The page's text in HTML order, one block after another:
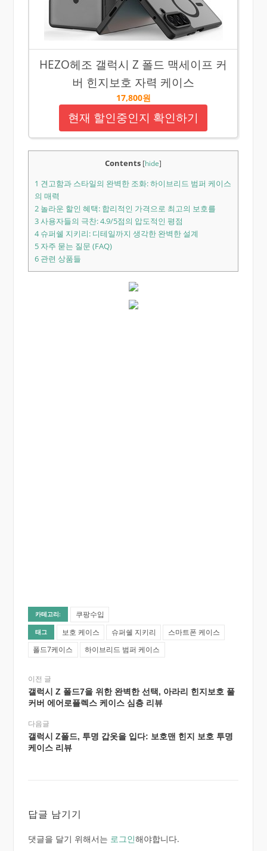
HEZO헤조 갤럭시 Z 폴드 맥세이프 커
버 힌지보호 자력 케이스
17,800원
현재 할인중인지 확인하기
Contents [hide]
1 견고함과 스타일의 완벽한 조화: 하이브리드 범퍼 케이스
의 매력
2놀라운 할인 혜택: 합리적인 가격으로 최고의 보호를
3사용자들의 극찬: 4.9/5점의 압도적인 평점
4슈퍼쉘 지키리: 디테일까지 생각한 완벽한 설계
5자주 묻는 질문 (FAQ)
6관련 상품들
카테고리: 쿠팡수입
태그 보호 케이스 슈퍼쉘 지키리
스마트폰 케이스
폴드7케이스
하이브리드 범퍼 케이스
이전 글
갤럭시 Z 폴드7을 위한 완벽한 선택, 아라리 힌지보호 풀
커버 에어로플렉스 케이스 심층 리뷰
다음글
갤럭시 Z폴드, 투명 갑옷을 입다: 보호맨 힌지 보호 투명
케이스 리뷰
답글 남기기
댓글을 달기 위해서는 로그인해야합니다.